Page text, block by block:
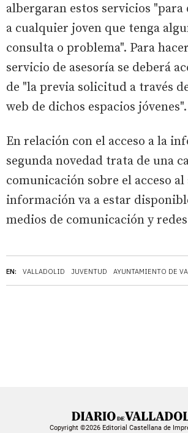
EN: VALLADOLID JUVENTUD AYUNTAMIENTO DE
albergaran estos servicios "para
a cualquier joven que tenga
consulta o problema". Para
servicio de asesoría se deberá
de "la previa solicitud a través
web de dichos espacios jóvenes".
En relación con el acceso a la
segunda novedad trata de una
comunicación sobre el acceso
información va a estar
medios de comunicación y
Copyright ©2026 Editorial Castellana de